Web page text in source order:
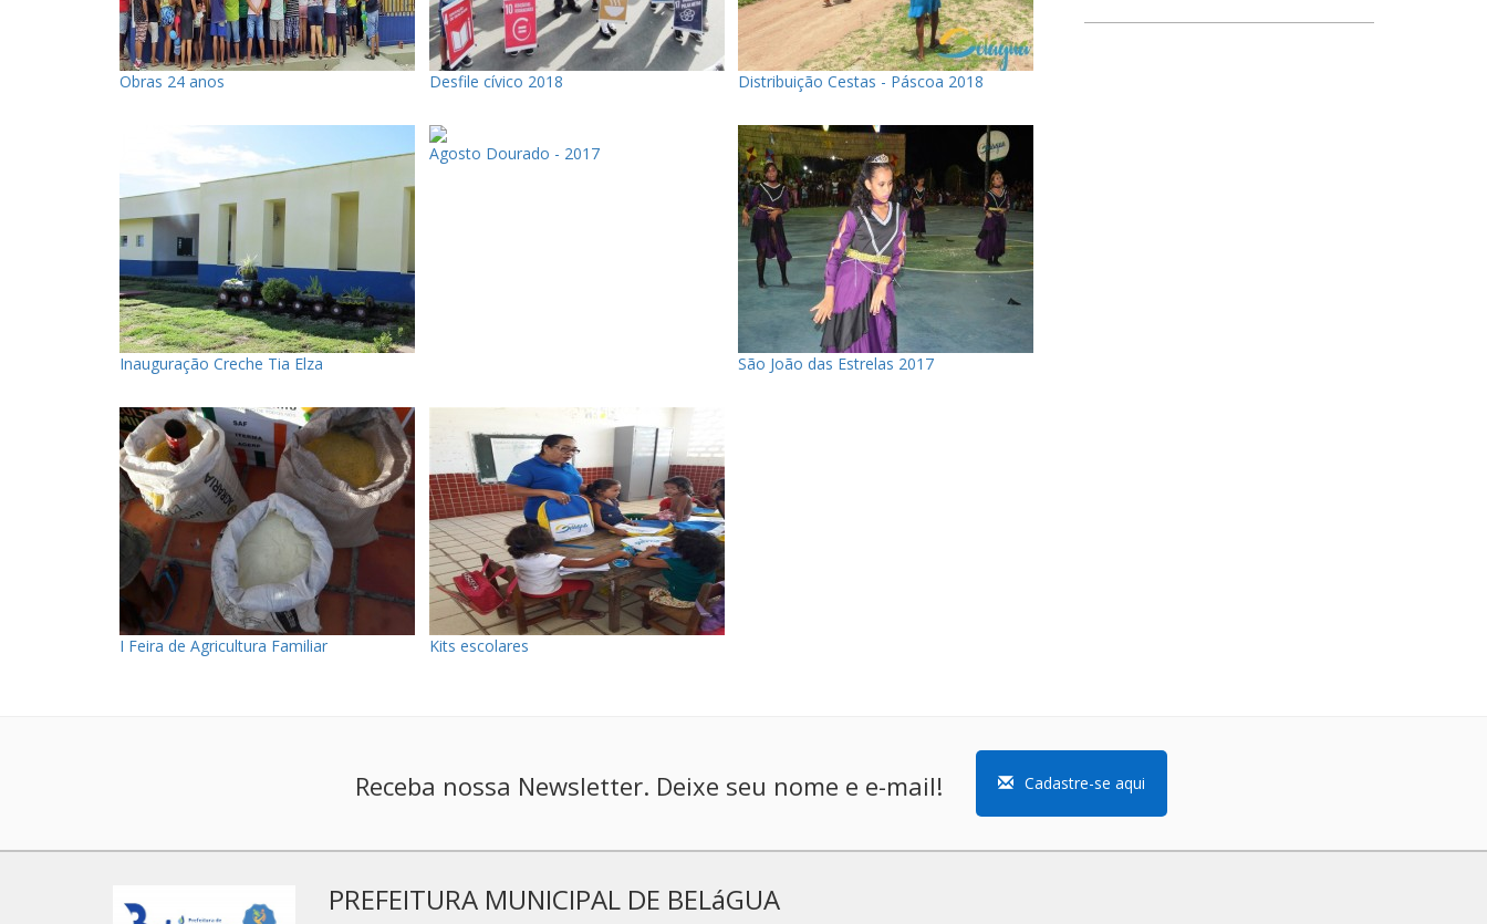
Obras 24 anos Desfile cívico 2018 Distribuição Cestas - Páscoa 2018
Inauguração Creche Tia Elza
Agosto Dourado - 2017
São João das Estrelas 2017
I Feira de Agricultura Familiar Kits escolares
Receba nossa Newsletter. Deixe seu nome e e-mail! Cadastre-se aqui
PREFEITURA MUNICIPAL DE BELáGUA